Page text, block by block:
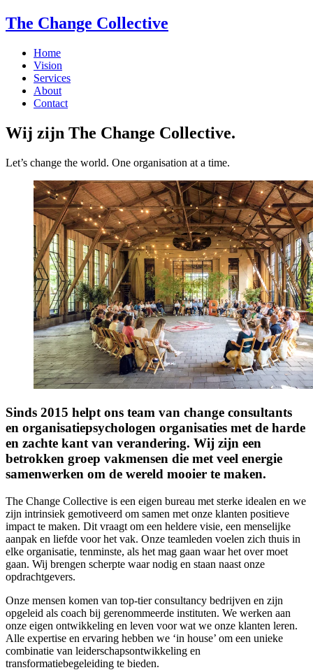
The Change Collective
Home
Vision
Services
About
Contact
Wij zijn The Change Collective.
Let’s change the world. One organisation at a time.
Sinds 2015 helpt ons team van change consultants
en organisatiepsychologen organisaties met de harde
en zachte kant van verandering. Wij zijn een
betrokken groep vakmensen die met veel energie
samenwerken om de wereld mooier te maken.
The Change Collective is een eigen bureau met sterke idealen en we
zijn intrinsiek gemotiveerd om samen met onze klanten positieve
impact te maken. Dit vraagt om een heldere visie, een menselijke
aanpak en liefde voor het vak. Onze teamleden voelen zich thuis in
elke organisatie, tenminste, als het mag gaan waar het over moet
gaan. Wij brengen scherpte waar nodig en staan naast onze
opdrachtgevers.
Onze mensen komen van top-tier consultancy bedrijven en zijn
opgeleid als coach bij gerenommeerde instituten. We werken aan
onze eigen ontwikkeling en leven voor wat we onze klanten leren.
Alle expertise en ervaring hebben we ‘in house’ om een unieke
combinatie van leiderschapsontwikkeling en
transformatiebegeleiding te bieden.